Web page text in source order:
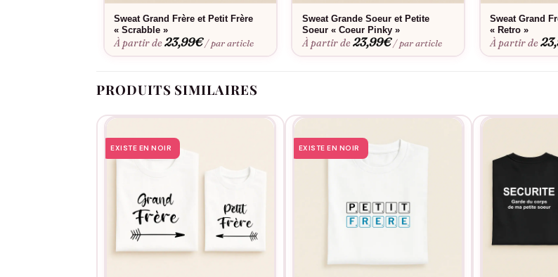
facilement en machine et conserve son aspect neuf lavage après lavage. Commande
Sweat Grand Frère et Petit Frère
« Scrabble »
À partir de23,99€ / par article
Sweat Grande Soeur et Petite
Soeur « Coeur Pinky »
À partir de23,99€ / par article
Sweat Grand
« Retro »
À partir de
PRODUITS SIMILAIRES
EXISTE EN NOIR EXISTE EN NOIR